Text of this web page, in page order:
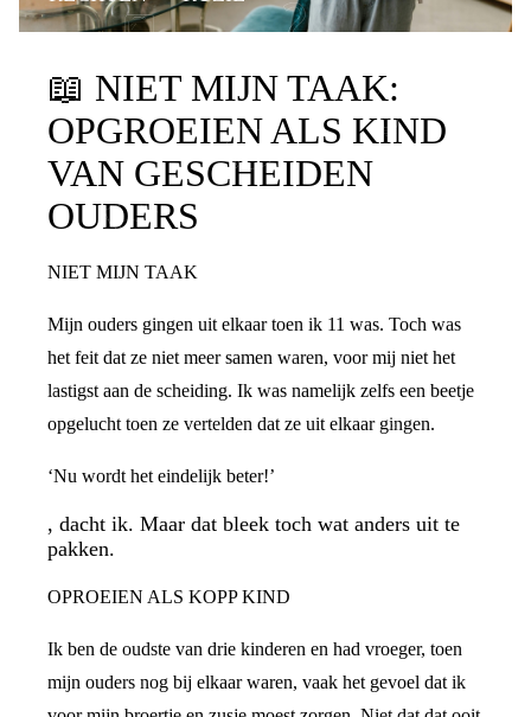
📖 NIET MIJN TAAK:
OPGROEIEN ALS KIND
VAN GESCHEIDEN
OUDERS
NIET MIJN TAAK
Mijn ouders gingen uit elkaar toen ik 11 was. Toch was
het feit dat ze niet meer samen waren, voor mij niet het
lastigst aan de scheiding. Ik was namelijk zelfs een beetje
opgelucht toen ze vertelden dat ze uit elkaar gingen.
‘Nu wordt het eindelijk beter!’
, dacht ik. Maar dat bleek toch wat anders uit te
pakken.
OPROEIEN ALS KOPP KIND
Ik ben de oudste van drie kinderen en had vroeger, toen
mijn ouders nog bij elkaar waren, vaak het gevoel dat ik